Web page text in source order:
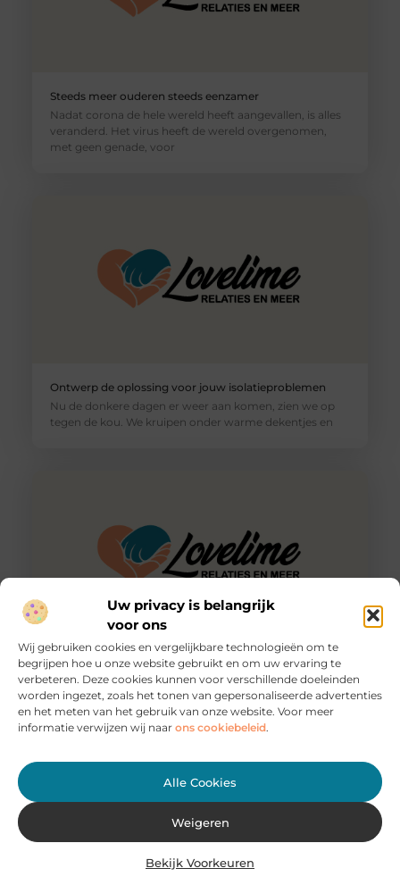
Uw privacy is belangrijk
voor ons
Wij gebruiken cookies en vergelijkbare technologieën om te
begrijpen hoe u onze website gebruikt en om uw ervaring te
verbeteren. Deze cookies kunnen voor verschillende doeleinden
worden ingezet, zoals het tonen van gepersonaliseerde advertenties
en het meten van het gebruik van onze website. Voor meer
informatie verwijzen wij naar ons cookiebeleid.
Alle Cookies
Weigeren
Bekijk Voorkeuren
Steeds meer ouderen steeds eenzamer
Nadat corona de hele wereld heeft aangevallen, is alles
veranderd. Het virus heeft de wereld overgenomen,
met geen genade, voor
Ontwerp de oplossing voor jouw isolatieproblemen
Nu de donkere dagen er weer aan komen, zien we op
tegen de kou. We kruipen onder warme dekentjes en
Een wenselijke kappersafspraak
Al weken kijk jij uit naar dit feestje: je outfit hangt al
lange tijd in de kast en de make-up